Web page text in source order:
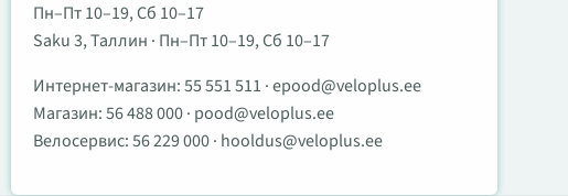
Пн–Пт 10–19, Сб 10–17
Saku 3, Таллин · Пн–Пт 10–19, Сб 10–17
Интернет-магазин:55 551 511 ·epood@veloplus.ee
Магазин:56 488 000· pood@veloplus.ee
Велосервис:56 229 000· hooldus@veloplus.ee